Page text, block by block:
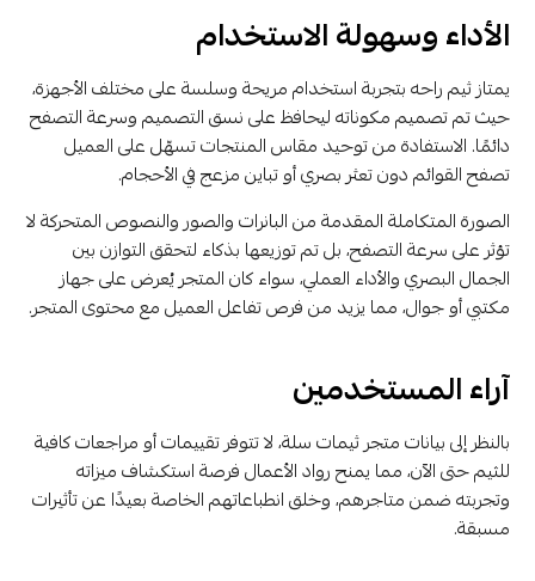
الأداء وسهولة الاستخدام
يمتاز ثيم راحه بتجربة استخدام مريحة وسلسة على مختلف الأجهزة،
حيث تم تصميم مكوناته ليحافظ على نسق التصميم وسرعة التصفح
دائمًا. الاستفادة من توحيد مقاس المنتجات تسهّل على العميل
تصفح القوائم دون تعثر بصري أو تباين مزعج في الأحجام.
الصورة المتكاملة المقدمة من البانرات والصور والنصوص المتحركة لا
تؤثر على سرعة التصفح، بل تم توزيعها بذكاء لتحقق التوازن بين
الجمال البصري والأداء العملي، سواء كان المتجر يُعرض على جهاز
مكتبي أو جوال، مما يزيد من فرص تفاعل العميل مع محتوى المتجر.
آراء المستخدمين
بالنظر إلى بيانات متجر ثيمات سلة، لا تتوفر تقييمات أو مراجعات كافية
للثيم حتى الآن، مما يمنح رواد الأعمال فرصة استكشاف ميزاته
وتجربته ضمن متاجرهم، وخلق انطباعاتهم الخاصة بعيدًا عن تأثيرات
مسبقة.